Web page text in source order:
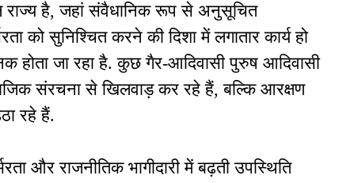
है, जहां संवैधानिक रूप से अनुसूचित
को सुनिश्चित करने की दिशा में लगातार कार्य हो
होता जा रहा है. कुछ गैर-आदिवासी पुरुष आदिवासी
संरचना से खिलवाड़ कर रहे हैं, बल्कि आरक्षण
रहे हैं.
और राजनीतिक भागीदारी में बढ़ती उपस्थिति